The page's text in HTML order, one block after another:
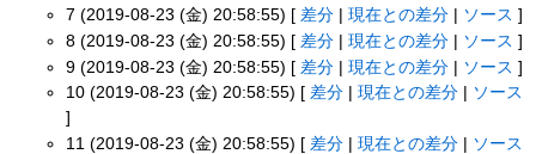
7 (2019-08-23 (金) 20:58:55) [ 差分 |現在との差分 ソース ]
8 (2019-08-23 (金) 20:58:55) [ 差分 |現在との差分 ソース ]
9 (2019-08-23 (金) 20:58:55) [ 差分 |現在との差分 | ソース ]
10 (2019-08-23 (金) 20:58:55) [ 差分 |現在との差分
ソース
]
11 (2019-08-23 (金) 20:58:55) [ 差分 |現在との差分
ソース